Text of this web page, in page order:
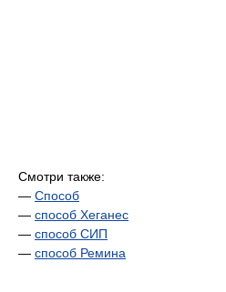
Смотри также:
— Способ
— способ Хеганес
— способ СИП
— способ Ремина